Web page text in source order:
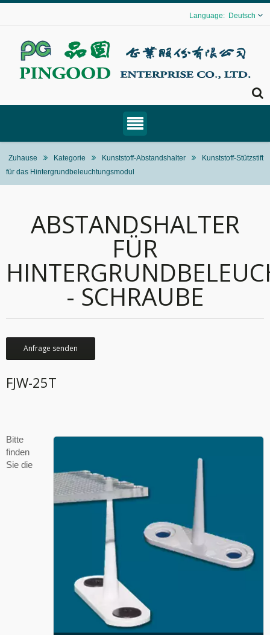
Deutsch
Zuhause Kategorie Kunststoff-Abstandshalter
Kunststoff-Stützstift
für das Hintergrundbeleuchtungsmodul
ABSTANDSHALTER
FÜR
- SCHRAUBE
Anfrage senden
FJW-25T
Bitte
finden
Sie die